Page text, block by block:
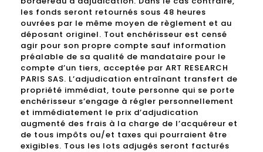
les fonds seront retournés sous 48 heures
ouvrées par le même moyen de règlement et au
déposant originel. Tout enchérisseur est censé
agir pour son propre compte sauf information
préalable de sa qualité de mandataire pour le
compte d’un tiers, acceptée par ART RESEARCH
PARIS SAS. L’adjudication entraînant transfert de
propriété immédiat, toute personne qui se porte
enchérisseur s’engage à régler personnellement
et immédiatement le prix d’adjudication
augmenté des frais à la charge de l’acquéreur et
de tous impôts ou/et taxes qui pourraient être
exigibles. Tous les lots adjugés seront facturés